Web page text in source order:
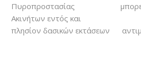
Πυροπροστασίας
Ακινήτων εντός και
πλησίον δασικών εκτάσεων